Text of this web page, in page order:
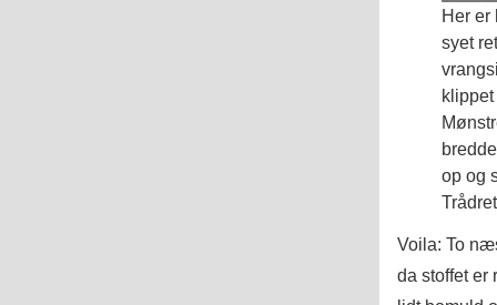
Her er
syet
op og
Voila: To
da stoffet er